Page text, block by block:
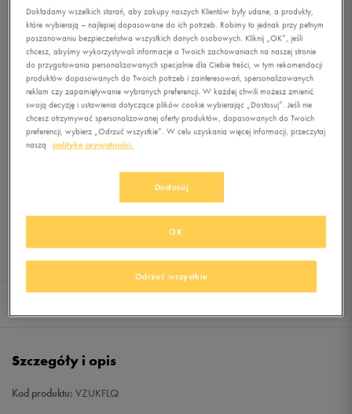
0.0(0)
119,99złz Vat
+ 600 PKT WKLUBIE 50 STYLE
Jeśli artykuł będzie ponownie dostępny, otrzymasz od nas powiadomienie.
Wybierz rozmiar
Rozmiary EU Rozmiary US
36 22,5 cm Powiadom o dostępności
Sprawdź dostępność w salonach
Szczegóły i opis
Kod produktu: VZUKFLQ
Dokładamy wszelkich starań, aby zakupy naszych Klientów były udane, a produkty,
które wybierają – najlepiej dopasowane do ich potrzeb. Robimy to jednak przy pełnym
poszanowaniu bezpieczeństwa wszystkich danych osobowych. Kliknij „OK”, jeśli
chcesz, abyśmy wykorzystywali informacje o Twoich zachowaniach na naszej stronie
do przygotowania personalizowanych specjalnie dla Ciebie treści, w tym rekomendacji
produktów dopasowanych do Twoich potrzeb i zainteresowań, spersonalizowanych
reklam czy zapamiętywanie wybranych preferencji. W każdej chwili możesz zmienić
swoją decyzję i ustawienia dotyczące plików cookie wybierając „Dostosuj”. Jeśli nie
chcesz otrzymywać spersonalizowanej oferty produktów, dopasowanych do Twoich
preferencji, wybierz „Odrzuć wszystkie”. W celu uzyskania więcej informacji, przeczytaj
naszą
politykę prywatności.
Dostosuj
Odrzuć wszystkie
OK